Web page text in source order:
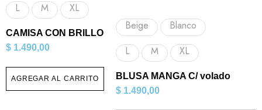
L M XL
CAMISA CON BRILLO
$ 1.490,00
AGREGAR AL CARRITO
Beige
Blanco
L
M XL
BLUSA MANGA C/ volado
$ 1.490,00